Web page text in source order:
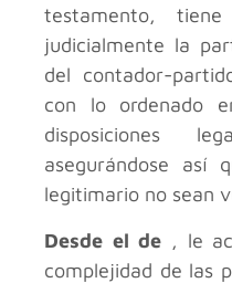
testamento,
judicialmente la
del contador-
con lo ordenado
disposiciones
asegurándose así
legitimario no sean
Desde el de , le
complejidad de las